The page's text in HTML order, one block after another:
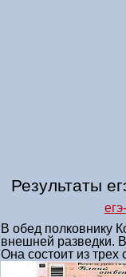
Результаты
В обед полковнику
внешней разведки.
Она состоит из трех